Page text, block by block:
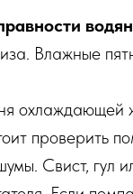
Влажные
охлаждающей
проверить
Свист, гул